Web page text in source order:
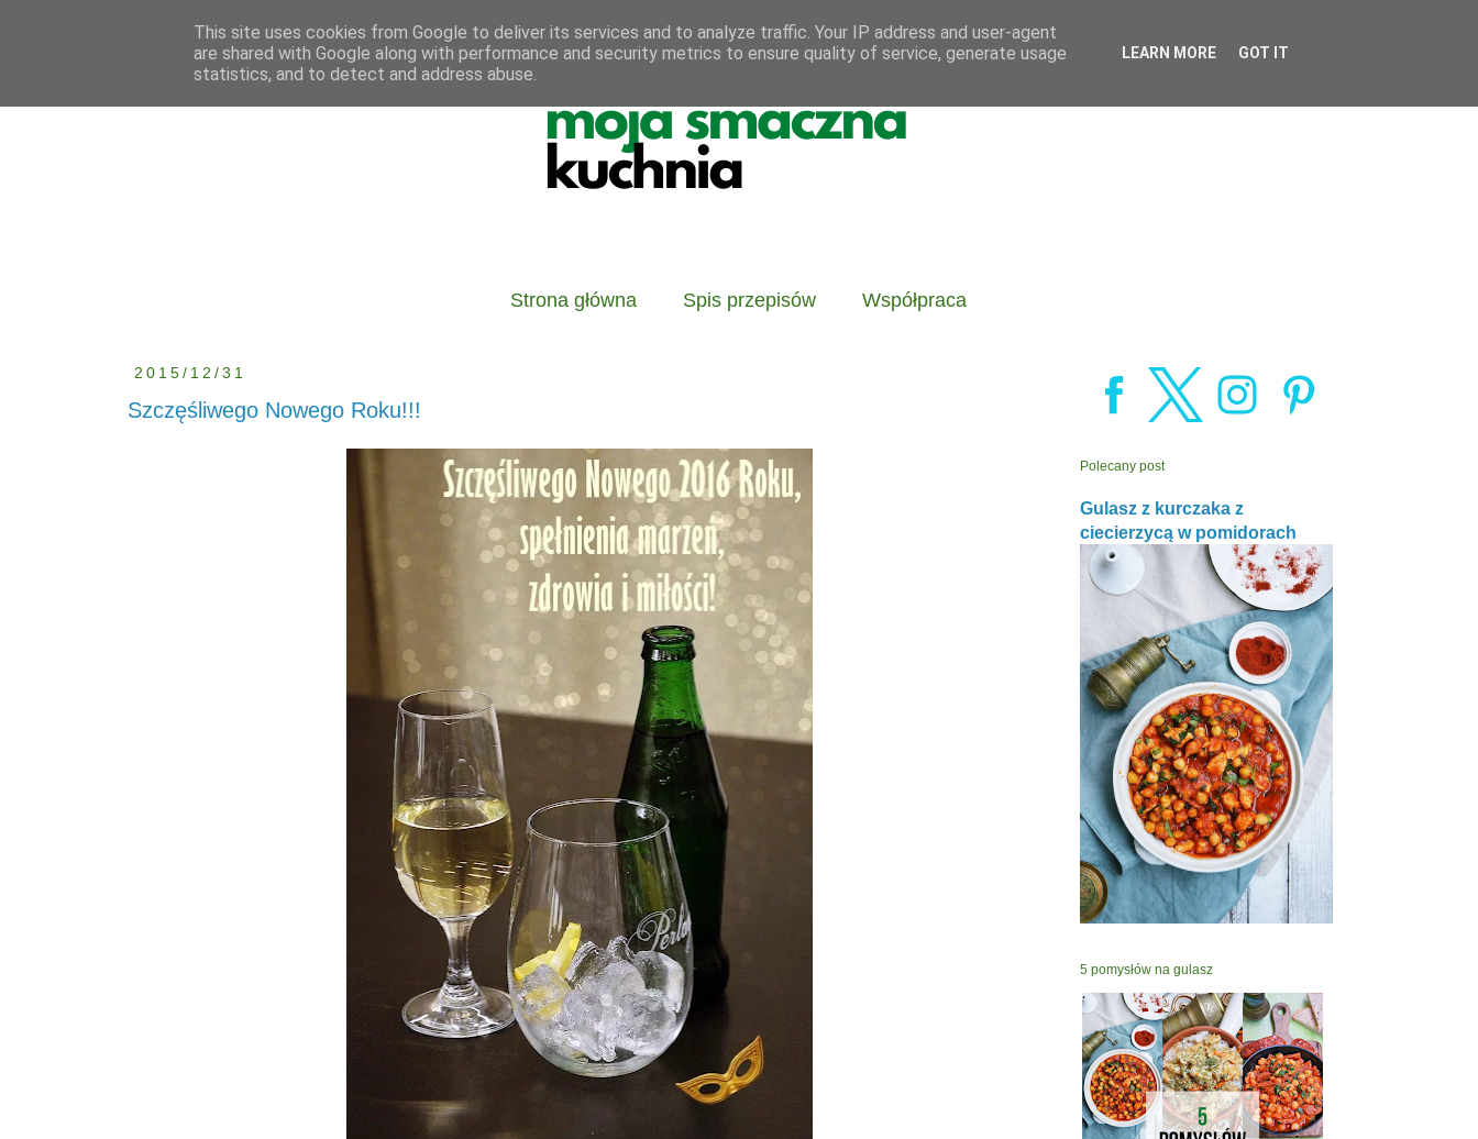
Strona główna Spis przepisów Współpraca
2015/12/31
Szczęśliwego Nowego Roku!!!
Polecany post
Gulasz z kurczaka z
ciecierzycą w pomidorach
5 pomysłów na gulasz
This site uses cookies from Google to deliver its services and to analyze traffic. Your IP address and user-agent
are shared with Google along with performance and security metrics to ensure quality of service, generate usage
statistics, and to detect and address abuse.
LEARN MORE GOT IT